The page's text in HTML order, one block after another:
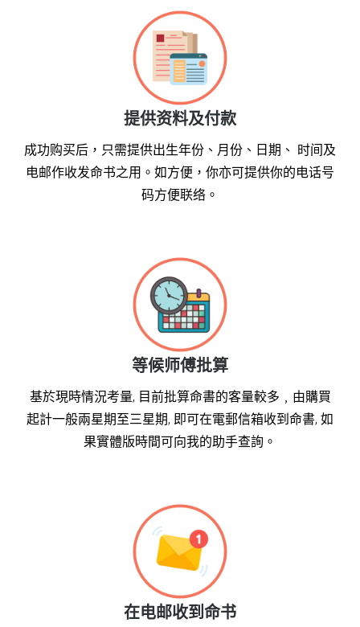
提供资料及付款
成功购买后，只需提供出生年份、月份、日期、 时间及
电邮作收发命书之用。如方便，你亦可提供你的电话号
码方便联络。
等候师傅批算
基於現時情況考量, 目前批算命書的客量較多﹐由購買
起計一般兩星期至三星期, 即可在電郵信箱收到命書, 如
果實體版時間可向我的助手查詢。
在电邮收到命书